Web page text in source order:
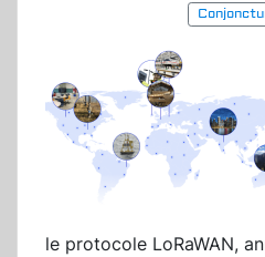
le protocole LoRaWAN,